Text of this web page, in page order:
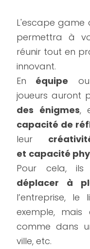
L'escape game
permettra à
réunir tout en
innovant.
En équipe
joueurs auront
des énigmes
capacité de
leur
et capacité
déplacer à
l’entreprise, le
exemple, mais
comme dans
ville, etc.